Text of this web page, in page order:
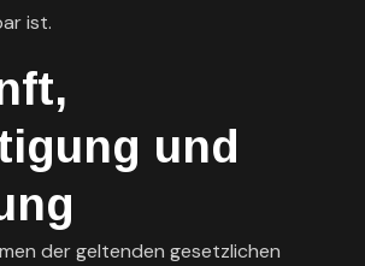
ist.
und
der geltenden gesetzlichen